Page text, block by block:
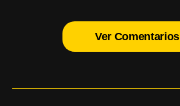
Ver Comentarios